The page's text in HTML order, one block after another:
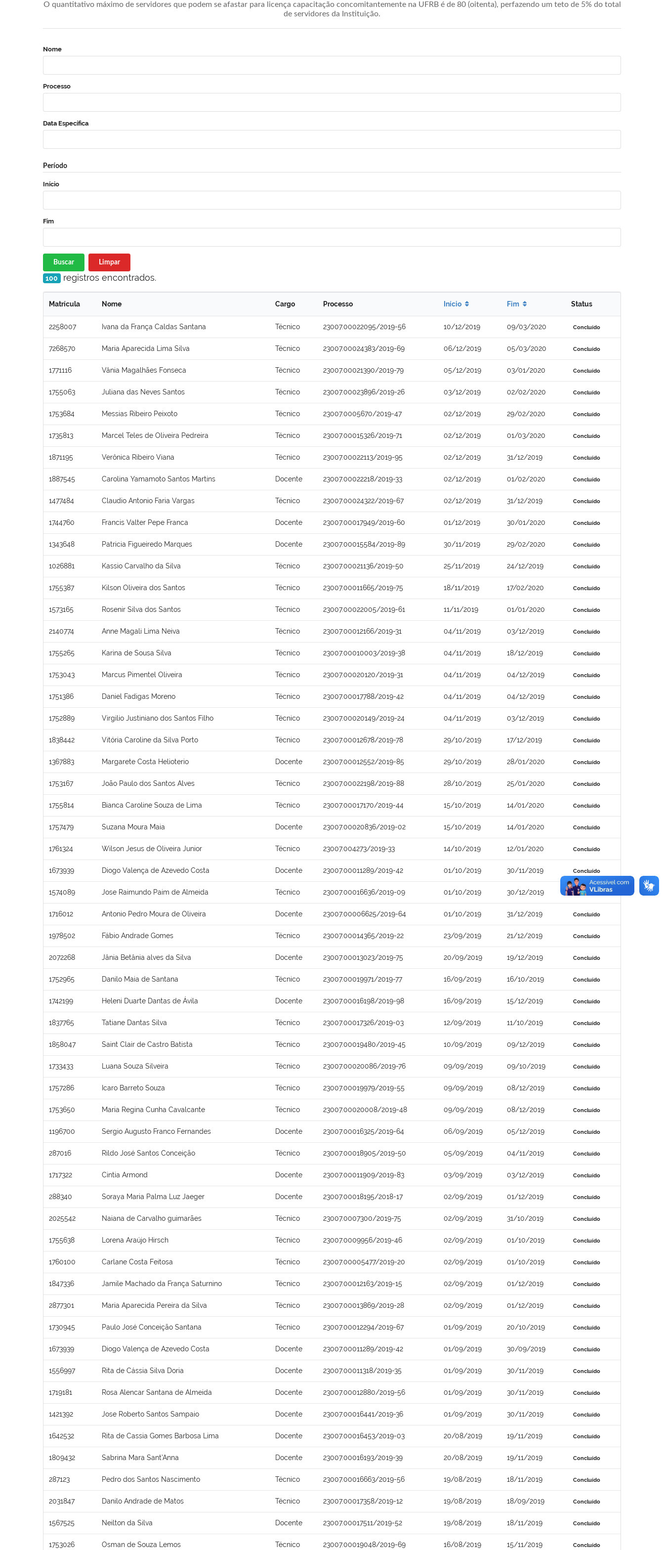
O quantitativo máximo de servidores que podem se afastar para licença capacitação concomitantemente na UFRB é de 80 (oitenta), perfazendo um teto de 5% do total
de servidores da Instituição.
Nome
Processo
Data Específica
Período
Início
Fim
Buscar Limpar
100 registros encontrados.
Matrícula Nome Cargo Processo Início Fim Status
2258007 Ivana da França Caldas Santana Técnico 23007.00022095/2019-56 10/12/2019 09/03/2020 Concluído
7268570 Maria Aparecida Lima Silva Técnico 23007.00024383/2019-69 06/12/2019 05/03/2020 Concluído
1771116 Vânia Magalhães Fonseca Técnico 23007.00021390/2019-79 05/12/2019 03/01/2020 Concluído
1755063 Juliana das Neves Santos Técnico 23007.00023896/2019-26 03/12/2019 02/02/2020 Concluído
1753684 Messias Ribeiro Peixoto Técnico 23007.0005670/2019-47 02/12/2019 29/02/2020 Concluído
1735813 Marcel Teles de Oliveira Pedreira Técnico 23007.00015326/2019-71 02/12/2019 01/03/2020 Concluído
1871195 Verônica Ribeiro Viana Técnico 23007.00022113/2019-95 02/12/2019 31/12/2019 Concluído
1887545 Carolina Yamamoto Santos Martins Docente 23007.00022218/2019-33 02/12/2019 01/02/2020 Concluído
1477484 Claudio Antonio Faria Vargas Técnico 23007.00024322/2019-67 02/12/2019 31/12/2019 Concluído
1744760 Francis Valter Pepe Franca Docente 23007.00017949/2019-60 01/12/2019 30/01/2020 Concluído
1343648 Patricia Figueiredo Marques Docente 23007.00015584/2019-89 30/11/2019 29/02/2020 Concluído
1026881 Kassio Carvalho da Silva Técnico 23007.00021136/2019-50 25/11/2019 24/12/2019 Concluído
1755387 Kilson Oliveira dos Santos Técnico 23007.00011665/2019-75 18/11/2019 17/02/2020 Concluído
1573165 Rosenir Silva dos Santos Técnico 23007.00022005/2019-61 11/11/2019 01/01/2020 Concluído
2140774 Anne Magali Lima Neiva Técnico 23007.00012166/2019-31 04/11/2019 03/12/2019 Concluído
1755265 Karina de Sousa Silva Técnico 23007.00010003/2019-38 04/11/2019 18/12/2019 Concluído
1753043 Marcus Pimentel Oliveira Técnico 23007.00020120/2019-31 04/11/2019 04/12/2019 Concluído
1751386 Daniel Fadigas Moreno Técnico 23007.00017788/2019-42 04/11/2019 04/12/2019 Concluído
1752889 Virgilio Justiniano dos Santos Filho Técnico 23007.00020149/2019-24 04/11/2019 03/12/2019 Concluído
1838442 Vitória Caroline da Silva Porto Técnico 23007.00012678/2019-78 29/10/2019 17/12/2019 Concluído
1367883 Margarete Costa Helioterio Docente 23007.00012552/2019-85 29/10/2019 28/01/2020 Concluído
1753167 João Paulo dos Santos Alves Técnico 23007.00022198/2019-88 28/10/2019 25/01/2020 Concluído
1755814 Bianca Caroline Souza de Lima Técnico 23007.00017170/2019-44 15/10/2019 14/01/2020 Concluído
1757479 Suzana Moura Maia Docente 23007.00020836/2019-02 15/10/2019 14/01/2020 Concluído
1761324 Wilson Jesus de Oliveira Junior Técnico 23007.004273/2019-33 14/10/2019 12/01/2020 Concluído
1673939 Diogo Valença de Azevedo Costa Docente 23007.00011289/2019-42 01/10/2019 30/11/2019 Concluído
1574089 Jose Raimundo Paim de Almeida Técnico 23007.00016636/2019-09 01/10/2019 30/12/2019 Concluído
1716012 Antonio Pedro Moura de Oliveira Docente 23007.00006625/2019-64 01/10/2019 31/12/2019 Concluído
1978502 Fábio Andrade Gomes Técnico 23007.00014365/2019-22 23/09/2019 21/12/2019 Concluído
2072268 Jânia Betânia alves da Silva Docente 23007.00013023/2019-75 20/09/2019 19/12/2019 Concluído
1752965 Danilo Maia de Santana Técnico 23007.00019971/2019-77 16/09/2019 16/10/2019 Concluído
1742199 Heleni Duarte Dantas de Ávila Docente 23007.00016198/2019-98 16/09/2019 15/12/2019 Concluído
1837765 Tatiane Dantas Silva Técnico 23007.00017326/2019-03 12/09/2019 11/10/2019 Concluído
1858047 Saint Clair de Castro Batista Técnico 23007.00019480/2019-45 10/09/2019 09/12/2019 Concluído
1733433 Luana Souza Silveira Técnico 23007.00020086/2019-76 09/09/2019 09/10/2019 Concluído
1757286 Icaro Barreto Souza Técnico 23007.00019979/2019-55 09/09/2019 08/12/2019 Concluído
1753650 Maria Regina Cunha Cavalcante Técnico 23007.00020008/2019-48 09/09/2019 08/12/2019 Concluído
1196700 Sergio Augusto Franco Fernandes Docente 23007.00016325/2019-64 06/09/2019 05/12/2019 Concluído
287016 Rildo José Santos Conceição Técnico 23007.00018905/2019-50 05/09/2019 04/11/2019 Concluído
1717322 Cintia Armond Docente 23007.00011909/2019-83 03/09/2019 03/12/2019 Concluído
288340 Soraya Maria Palma Luz Jaeger Docente 23007.00018195/2018-17 02/09/2019 01/12/2019 Concluído
2025542 Naiana de Carvalho guimarães Técnico 23007.0007300/2019-75 02/09/2019 31/10/2019 Concluído
1755638 Lorena Araújo Hirsch Técnico 23007.0009956/2019-46 02/09/2019 01/10/2019 Concluído
1760100 Carlane Costa Feitosa Técnico 23007.00005477/2019-20 02/09/2019 01/10/2019 Concluído
1847336 Jamile Machado da França Saturnino Técnico 23007.00012163/2019-15 02/09/2019 01/12/2019 Concluído
2877301 Maria Aparecida Pereira da Silva Técnico 23007.00013869/2019-28 02/09/2019 01/12/2019 Concluído
1730945 Paulo José Conceição Santana Técnico 23007.00012294/2019-67 01/09/2019 20/10/2019 Concluído
1673939 Diogo Valença de Azevedo Costa Docente 23007.00011289/2019-42 01/09/2019 30/09/2019 Concluído
1556997 Rita de Cássia Silva Doria Docente 23007.00011318/2019-35 01/09/2019 30/11/2019 Concluído
1719181 Rosa Alencar Santana de Almeida Docente 23007.00012880/2019-56 01/09/2019 30/11/2019 Concluído
1421392 Jose Roberto Santos Sampaio Docente 23007.00016441/2019-36 01/09/2019 30/11/2019 Concluído
1642532 Rita de Cassia Gomes Barbosa Lima Docente 23007.00016453/2019-03 20/08/2019 19/11/2019 Concluído
1809432 Sabrina Mara Sant’Anna Docente 23007.00016193/2019-39 20/08/2019 19/11/2019 Concluído
287123 Pedro dos Santos Nascimento Técnico 23007.00016663/2019-56 19/08/2019 18/11/2019 Concluído
2031847 Danilo Andrade de Matos Técnico 23007.00017358/2019-12 19/08/2019 18/09/2019 Concluído
1567525 Neilton da Silva Docente 23007.00017511/2019-52 19/08/2019 18/11/2019 Concluído
1753026 Osman de Souza Lemos Técnico 23007.00019048/2019-69 16/08/2019 15/11/2019 Concluído